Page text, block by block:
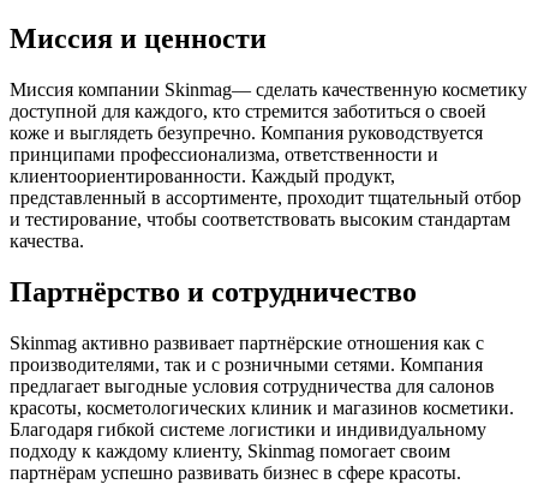
Миссия и ценности
Миссия компании Skinmag— сделать качественную косметику
доступной для каждого, кто стремится заботиться о своей
коже и выглядеть безупречно. Компания руководствуется
принципами профессионализма, ответственности и
клиентоориентированности. Каждый продукт,
представленный в ассортименте, проходит тщательный отбор
и тестирование, чтобы соответствовать высоким стандартам
качества.
Партнёрство и сотрудничество
Skinmag активно развивает партнёрские отношения как с
производителями, так и с розничными сетями. Компания
предлагает выгодные условия сотрудничества для салонов
красоты, косметологических клиник и магазинов косметики.
Благодаря гибкой системе логистики и индивидуальному
подходу к каждому клиенту, Skinmag помогает своим
партнёрам успешно развивать бизнес в сфере красоты.